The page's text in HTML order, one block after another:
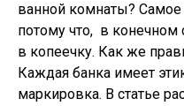
ванной комнаты?
потому что, в конечном
в копеечку. Как же
Каждая банка имеет
маркировка. В статье